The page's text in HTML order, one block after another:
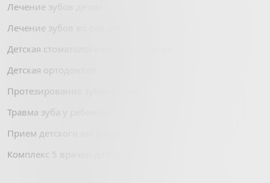
Лечение зубов детям
Лечение зубов во сне детям
Детская стоматологическая хирургия
Детская ортодонтия
Протезирование зубов детям
Травма зуба у ребенка
Прием детского логопеда
Комплекс 5 врачей для детей